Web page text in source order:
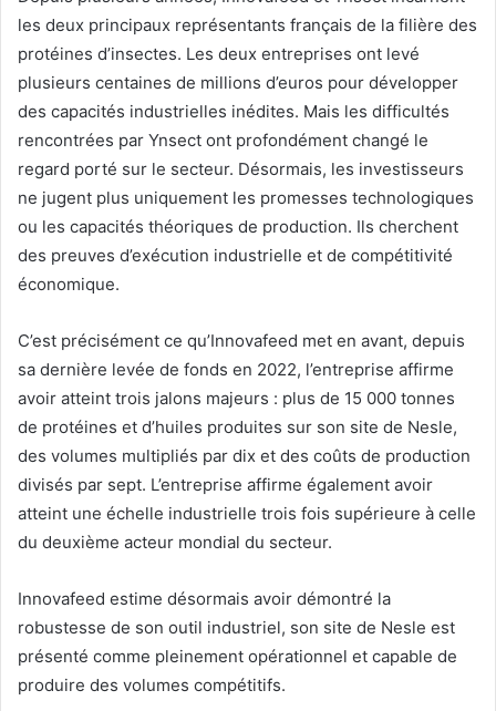
les deux principaux représentants français de la filière des
protéines d’insectes. Les deux entreprises ont levé
plusieurs centaines de millions d’euros pour développer
des capacités industrielles inédites. Mais les difficultés
rencontrées par Ynsect ont profondément changé le
regard porté sur le secteur. Désormais, les investisseurs
ne jugent plus uniquement les promesses technologiques
ou les capacités théoriques de production. Ils cherchent
des preuves d’exécution industrielle et de compétitivité
économique.
C’est précisément ce qu’Innovafeed met en avant, depuis
sa dernière levée de fonds en 2022, l’entreprise affirme
avoir atteint trois jalons majeurs : plus de 15 000 tonnes
de protéines et d’huiles produites sur son site de Nesle,
des volumes multipliés par dix et des coûts de production
divisés par sept. L’entreprise affirme également avoir
atteint une échelle industrielle trois fois supérieure à celle
du deuxième acteur mondial du secteur.
Innovafeed estime désormais avoir démontré la
robustesse de son outil industriel, son site de Nesle est
présenté comme pleinement opérationnel et capable de
produire des volumes compétitifs.